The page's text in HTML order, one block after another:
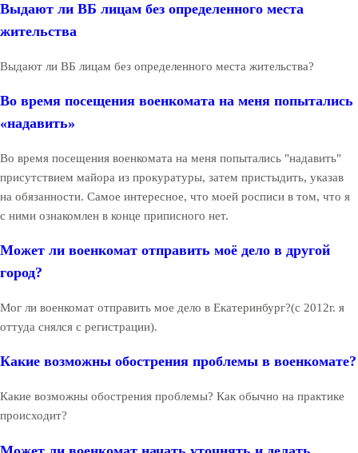
Выдают ли ВБ лицам без определенного места
жительства
Выдают ли ВБ лицам без определенного места жительства?
Во время посещения военкомата на меня попытались
«надавить»
Во время посещения военкомата на меня попытались "надавить"
присутствием майора из прокуратуры, затем пристыдить, указав
на обязанности. Самое интересное, что моей росписи в том, что я
с ними ознакомлен в конце приписного нет.
Может ли военкомат отправить моё дело в другой
город?
Мог ли военкомат отправить мое дело в Екатеринбург?(с 2012г. я
оттуда снялся с регистрации).
Какие возможны обострения проблемы в военкомате?
Какие возможны обострения проблемы? Как обычно на практике
происходит?